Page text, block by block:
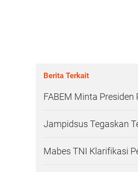
Berita Terkait
FABEM Minta
Jampidsus Tegaskan
Mabes TNI Klarifikasi